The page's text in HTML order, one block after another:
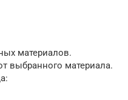
материалов.
выбранного материала.